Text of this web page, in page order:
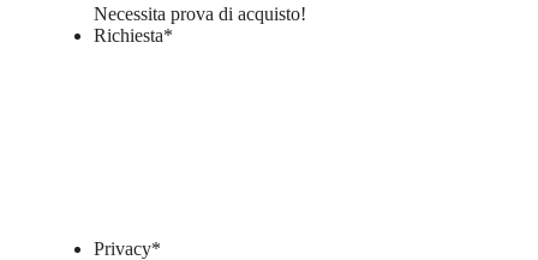
Necessita prova di acquisto!
Richiesta*
Privacy*